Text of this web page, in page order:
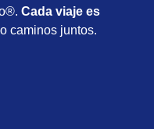
Cada viaje es
caminos juntos.